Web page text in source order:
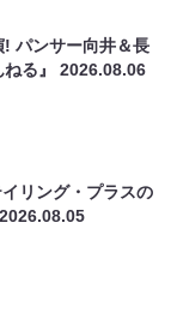
パンサー向井＆長
ねる』2026.08.06
リング・プラスの
2026.08.05